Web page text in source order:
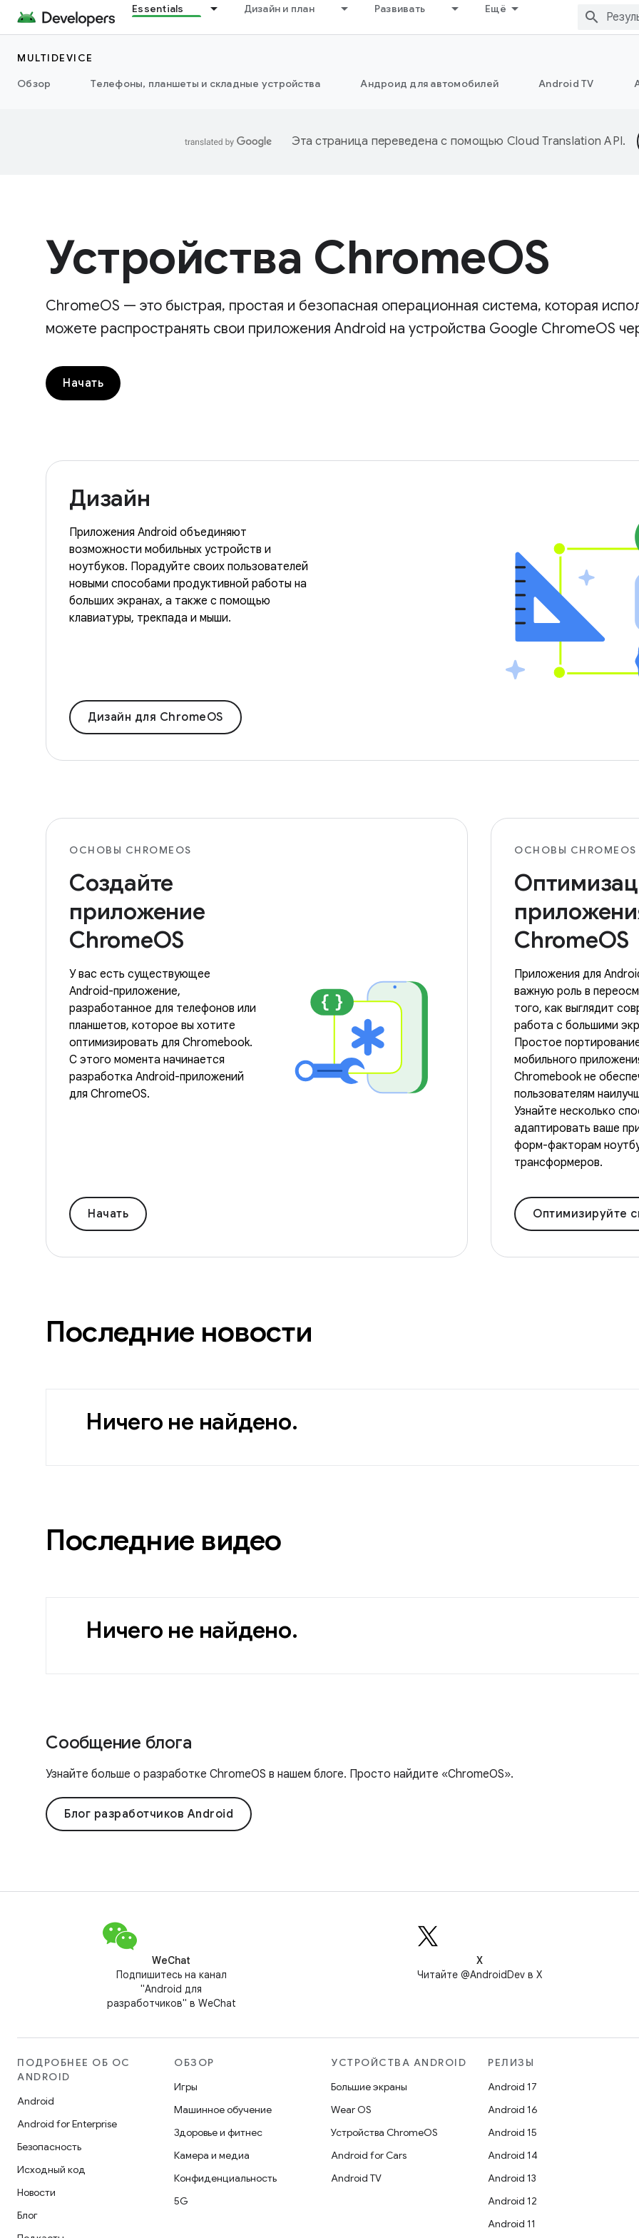
Essentials Дизайн и план Развивать Ещё
MULTIDEVICE
Обзор
Телефоны, планшеты и складные устройства Андроид для автомобилей Android TV
Эта страница переведена с помощью Cloud Translation API.
Устройства ChromeOS
ChromeOS — это быстрая, простая и безопасная операционная система, которая
можете распространять свои приложения Android на устройства Google ChromeOS
Начать
Дизайн
Приложения Android объединяют
возможности мобильных устройств и
ноутбуков. Порадуйте своих пользователей
новыми способами продуктивной работы на
больших экранах, а также с помощью
клавиатуры, трекпада и мыши.
Дизайн для ChromeOS
ОСНОВЫ CHROMEOS
Создайте
приложение
ChromeOS
У вас есть существующее
Android-приложение,
разработанное для телефонов или
планшетов, которое вы хотите
оптимизировать для Chromebook.
С этого момента начинается
разработка Android-приложений
для ChromeOS.
Начать
ОСНОВЫ CHROMEOS
ChromeOS
Приложения для
важную роль в
того, как выглядит
работа с большими
Простое
мобильного
Chromebook не
пользователям
Узнайте несколько
адаптировать ваше
форм-факторам
трансформеров.
Оптимизируйте свое приложение
Последние новости
Ничего не найдено.
Последние видео
Ничего не найдено.
Сообщение блога
Узнайте больше о разработке ChromeOS в нашем блоге. Просто найдите «ChromeOS».
Блог разработчиков Android
WeChat
Подпишитесь на канал
"Android для
разработчиков" в WeChat
X
Читайте @AndroidDev в X
ПОДРОБНЕЕ ОБ ОС
ANDROID
Android
Android for Enterprise
Безопасность
Исходный код
Новости
Блог
ОБЗОР
Игры
Машинное обучение
Здоровье и фитнес
Камера и медиа
Конфиденциальность
5G
УСТРОЙСТВА ANDROID
Большие экраны
Wear OS
Устройства ChromeOS
Android for Cars
Android TV
РЕЛИЗЫ
Android 17
Android 16
Android 15
Android 14
Android 13
Android 12
Android 11